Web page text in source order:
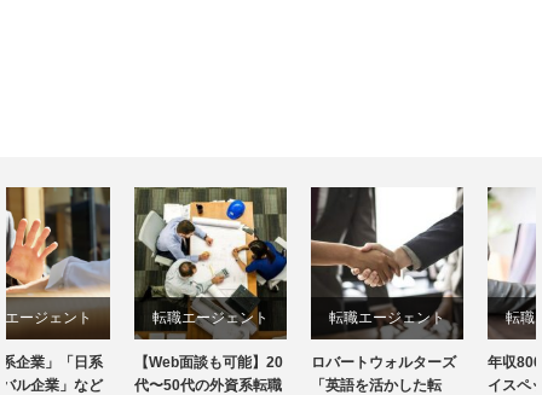
転職エージェント
【Web面談も可能】20
代〜50代の外資系転職
転職エージェント
ロバートウォルターズ
「英語を活かした転
転職エージェント
年収800万円以上のハ
イスペック・エグゼク